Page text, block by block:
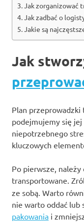
Jak zorganizować
Jak zadbać o
Jakie są
Jak
Plan przeprowadzki
podejmujemy się
niepotrzebnego
kluczowych
Po pierwsze,
transportowane.
ze sobą. Warto
nie warto oddać lub
pakowania i